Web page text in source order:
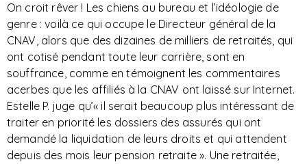
On croit rêver ! Les chiens au bureau et l’idéologie de
genre : voilà ce qui occupe le Directeur général de la
CNAV, alors que des dizaines de milliers de retraités, qui
ont cotisé pendant toute leur carrière, sont en
souffrance, comme en témoignent les commentaires
acerbes que les affiliés à la CNAV ont laissé sur Internet.
Estelle P. juge qu’« il serait beaucoup plus intéressant de
traiter en priorité les dossiers des assurés qui ont
demandé la liquidation de leurs droits et qui attendent
depuis des mois leur pension retraite ». Une retraitée,